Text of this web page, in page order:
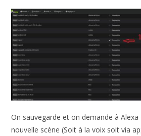
On sauvegarde et on demande à
nouvelle scène (Soit à la voix soit via